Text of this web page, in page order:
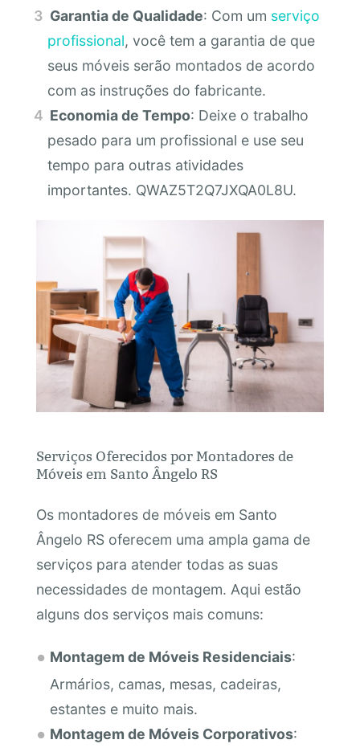
Garantia de Qualidade: Com um serviço
profissional, você tem a garantia de que
seus móveis serão montados de acordo
com as instruções do fabricante.
Economia de Tempo: Deixe o trabalho
pesado para um profissional e use seu
tempo para outras atividades
importantes. QWAZ5T2Q7JXQA0L8U.
Serviços Oferecidos por Montadores de
Móveis em Santo Ângelo RS
Os montadores de móveis em Santo
Ângelo RS oferecem uma ampla gama de
serviços para atender todas as suas
necessidades de montagem. Aqui estão
alguns dos serviços mais comuns:
Montagem de Móveis Residenciais:
Armários, camas, mesas, cadeiras,
estantes e muito mais.
Montagem de Móveis Corporativos: